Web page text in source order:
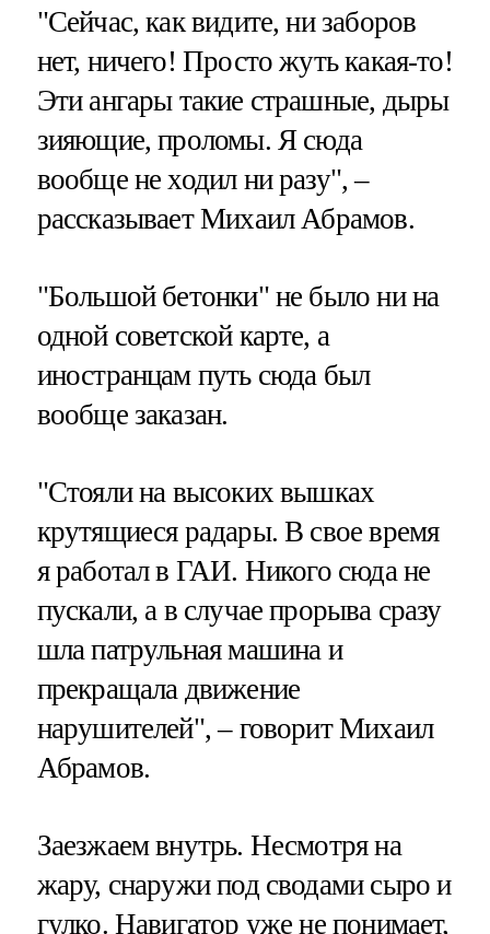
"Сейчас, как видите, ни заборов
нет, ничего! Просто жуть какая-то!
Эти ангары такие страшные, дыры
зияющие, проломы. Я сюда
вообще не ходил ни разу", –
рассказывает Михаил Абрамов.
"Большой бетонки" не было ни на
одной советской карте, а
иностранцам путь сюда был
вообще заказан.
"Стояли на высоких вышках
крутящиеся радары. В свое время
я работал в ГАИ. Никого сюда не
пускали, а в случае прорыва сразу
шла патрульная машина и
прекращала движение
нарушителей", – говорит Михаил
Абрамов.
Заезжаем внутрь. Несмотря на
жару, снаружи под сводами сыро и
гулко. Навигатор уже не понимает,